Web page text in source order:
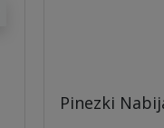
Pinezki